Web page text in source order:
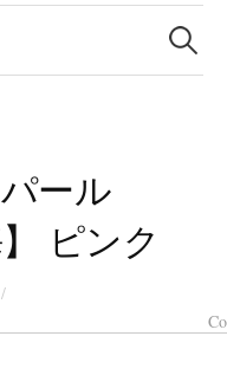
検
索:
ール
ピンク
/